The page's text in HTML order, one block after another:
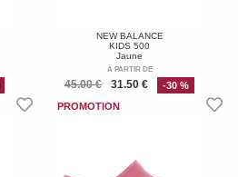
NEW BALANCE
KIDS 500
Jaune
À PARTIR DE
45.00 € 31.50 € -30 %